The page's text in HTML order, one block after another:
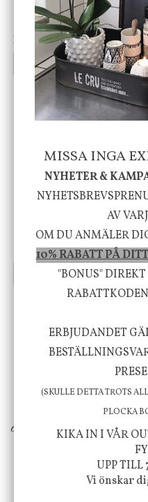
Cloudy kruka mini, vit
199 kr
INFO KÖP
House Doctor
Skål, Hands marmor
635 kr795 kr
-20%
KÖP
Vi vill förmedla
välbefinnande för
inspiration från
erbjuder vi
ökar trivsel i ditt
att öka
MISSA INGA
NYHETER &
AV
OM DU ANMÄLER
10% RABATT PÅ
"BONUS"
ERBJUDANDET
(SKULLE DETTA TROTS
PLOCKA
KIKA IN I VÅR
UPP TILL
Vi önskar